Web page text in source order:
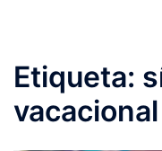
Etiqueta:
vacacional